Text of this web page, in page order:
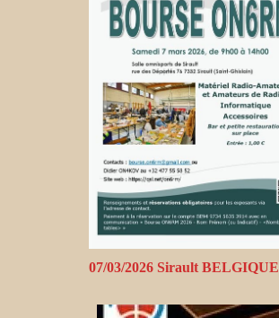
07/03/2026 Sirault BELGIQUE